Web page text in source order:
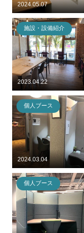
2024.05.07
2023.04.22
施設・設備紹介
2024.03.04
個人ブース
個人ブース